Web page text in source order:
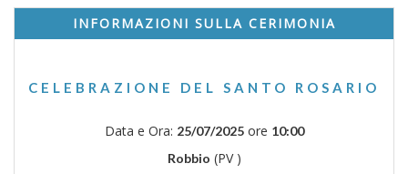
INFORMAZIONI SULLA CERIMONIA
CELEBRAZIONE DEL SANTO ROSARIO
Data e Ora: 25/07/2025ore 10:00
Robbio (PV )